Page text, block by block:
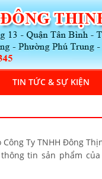
TIN TỨC & SỰ KIỆN
Công Ty TNHH Đông
tin sản phẩm